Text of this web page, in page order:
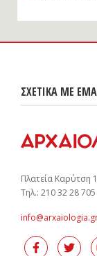
ΣΧΕΤΙΚΑ ΜΕ
Πλατεία Καρύτση
Tηλ.: 210 32 28 705